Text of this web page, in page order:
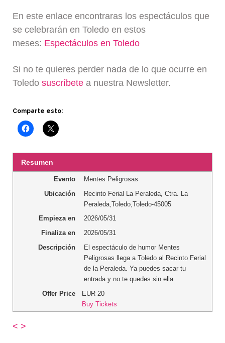
En este enlace encontraras los espectáculos que
se celebrarán en Toledo en estos
meses: Espectáculos en Toledo
Si no te quieres perder nada de lo que ocurre en
Toledosuscríbete a nuestra Newsletter.
Comparte esto:
Resumen
Evento
Mentes Peligrosas
Ubicación
Recinto Ferial La Peraleda Ctra. La
Peraleda ,Toledo ,Toledo-45005
Empieza en
2026/05/31
Finaliza en
2026/05/31
Descripción
El espectáculo de humor Mentes
Peligrosas llega a Toledo al Recinto Ferial
de la Peraleda. Ya puedes sacar tu
entrada y no te quedes sin ella
Offer Price
EUR 20
Buy Tickets
< >